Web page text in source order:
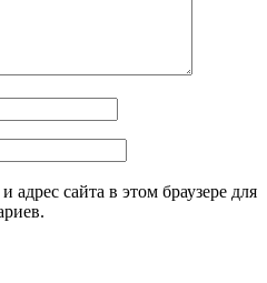
адрес сайта в этом браузере для